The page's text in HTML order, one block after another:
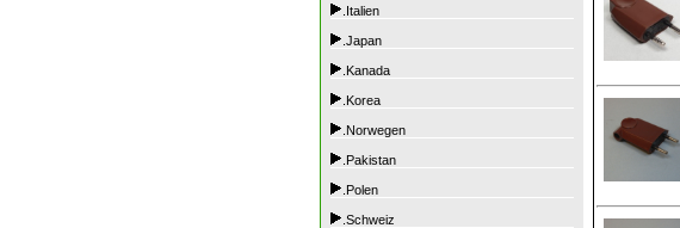
.Italien
.Japan
.Kanada
.Korea
.Norwegen
.Pakistan
.Polen
.Schweiz